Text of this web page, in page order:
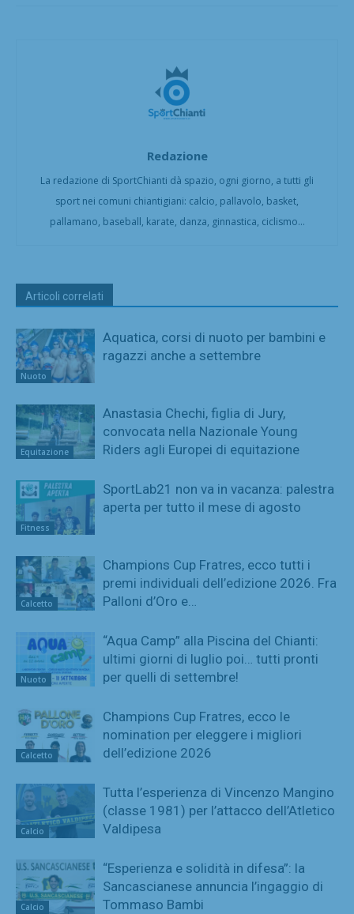
Redazione
La redazione di SportChianti dà spazio, ogni giorno, a tutti gli
sport nei comuni chiantigiani: calcio, pallavolo, basket,
pallamano, baseball, karate, danza, ginnastica, ciclismo...
Articoli correlati
Nuoto
Aquatica, corsi di nuoto per bambini e
ragazzi anche a settembre
Equitazione
Anastasia Chechi, figlia di Jury,
convocata nella Nazionale Young
Riders agli Europei di equitazione
Fitness
SportLab21 non va in vacanza: palestra
aperta per tutto il mese di agosto
Calcetto
Champions Cup Fratres, ecco tutti i
premi individuali dell’edizione 2026. Fra
Palloni d’Oro e…
Nuoto
“Aqua Camp” alla Piscina del Chianti:
ultimi giorni di luglio poi… tutti pronti
per quelli di settembre!
Calcetto
Champions Cup Fratres, ecco le
nomination per eleggere i migliori
dell’edizione 2026
Calcio
Tutta l’esperienza di Vincenzo Mangino
(classe 1981) per l’attacco dell’Atletico
Valdipesa
Calcio
“Esperienza e solidità in difesa”: la
Sancascianese annuncia l’ingaggio di
Tommaso Bambi